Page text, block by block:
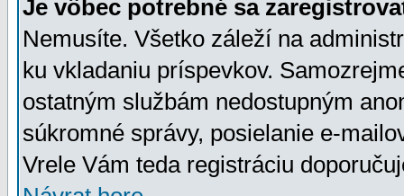
Je vôbec potrebné sa
Nemusíte. Všetko záleží na
ku vkladaniu príspevkov.
ostatným službám nedostupným
súkromné správy, posielanie e-
Vrele Vám teda registráciu